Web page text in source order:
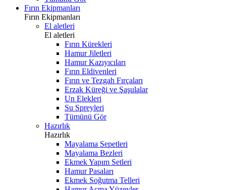
Fırın Ekipmanları
Fırın Ekipmanları
El aletleri
El aletleri
Fırın Kürekleri
Hamur Jiletleri
Hamur Kazıyıcıları
Fırın Eldivenleri
Fırın ve Tezgah Fırçaları
Erzak Küreği ve Şaşulalar
Un Elekleri
Su Spreyleri
Tümünü Gör
Hazırlık
Hazırlık
Mayalama Sepetleri
Mayalama Bezleri
Ekmek Yapım Setleri
Hamur Pasaları
Ekmek Soğutma Telleri